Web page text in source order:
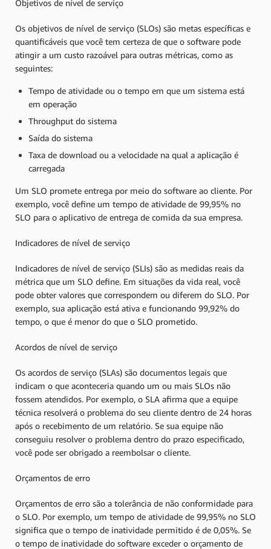
Objetivos de nível de serviço
Os objetivos de nível de serviço (SLOs) são metas específicas e
quantificáveis que você tem certeza de que o software pode
atingir a um custo razoável para outras métricas, como as
seguintes:
Tempo de atividade ou o tempo em que um sistema está
em operação
Throughput do sistema
Saída do sistema
Taxa de download ou a velocidade na qual a aplicação é
carregada
Um SLO promete entrega por meio do software ao cliente. Por
exemplo, você define um tempo de atividade de 99,95% no
SLO para o aplicativo de entrega de comida da sua empresa.
Indicadores de nível de serviço
Indicadores de nível de serviço (SLIs) são as medidas reais da
métrica que um SLO define. Em situações da vida real, você
pode obter valores que correspondem ou diferem do SLO. Por
exemplo, sua aplicação está ativa e funcionando 99,92% do
tempo, o que é menor do que o SLO prometido.
Acordos de nível de serviço
Os acordos de serviço (SLAs) são documentos legais que
indicam o que aconteceria quando um ou mais SLOs não
fossem atendidos. Por exemplo, o SLA afirma que a equipe
técnica resolverá o problema do seu cliente dentro de 24 horas
após o recebimento de um relatório. Se sua equipe não
conseguiu resolver o problema dentro do prazo especificado,
você pode ser obrigado a reembolsar o cliente.
Orçamentos de erro
Orçamentos de erro são a tolerância de não conformidade para
o SLO. Por exemplo, um tempo de atividade de 99,95% no SLO
significa que o tempo de inatividade permitido é de 0,05%. Se
o tempo de inatividade do software exceder o orçamento de